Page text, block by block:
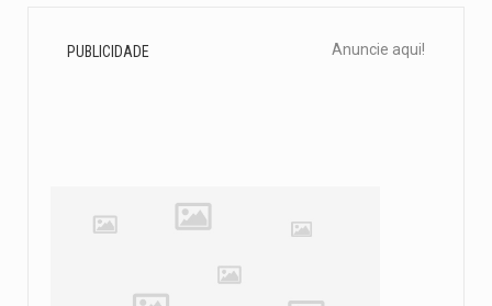
PUBLICIDADE Anuncie aqui!